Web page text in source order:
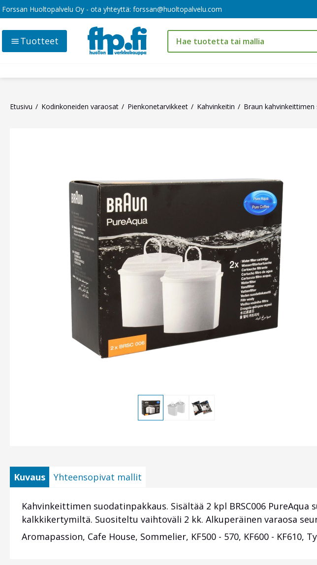
Forssan Huoltopalvelu Oy - ota yhteyttä: forssan@huoltopalvelu.com
Tuotteet
Etusivu Kodinkoneiden varaosat Pienkonetarvikkeet Kahvinkeitin Braun
Kuvaus Yhteensopivat mallit
Kahvinkeittimen suodatinpakkaus. Sisältää 2 kpl BRSC006
kalkkikertymiltä. Suositeltu vaihtoväli 2 kk. Alkuperäinen varaosa
Aromapassion, Cafe House, Sommelier, KF500 - 570, KF600 - KF610,